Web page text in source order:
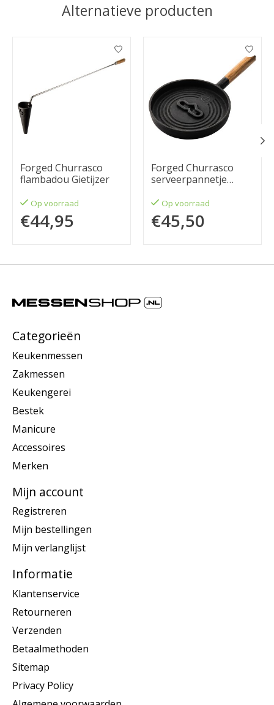
Alternatieve producten
Items van productcarrousel
Forged Churrasco
flambadou Gietijzer
Op voorraad
€44,95
Forged Churrasco
serveerpannetje
Op voorraad
€45,50
Categorieën
Keukenmessen
Zakmessen
Keukengerei
Bestek
Manicure
Accessoires
Merken
Mijn account
Registreren
Mijn bestellingen
Mijn verlanglijst
Informatie
Klantenservice
Retourneren
Verzenden
Betaalmethoden
Sitemap
Privacy Policy